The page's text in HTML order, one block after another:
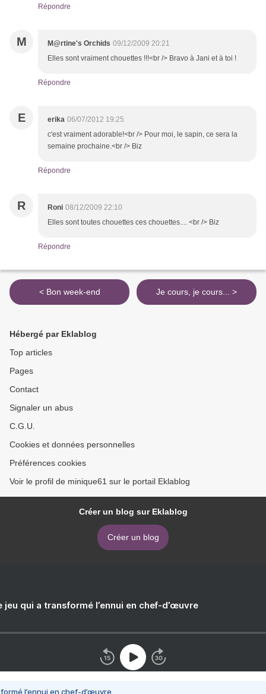
Répondre
M M@rtine's Orchids 09/12/2009 20:21
Elles sont vraiment chouettes !!!<br /> Bravo à Jani et à toi !
Répondre
E erika 06/07/2012 19:25
c'est vraiment adorable!<br /> Pour moi, le sapin, ce sera la
semaine prochaine.<br /> Biz
Répondre
R Roni 08/12/2009 22:10
Elles sont toutes chouettes ces chouettes.... <br /> Biz
Répondre
< Bon week-end Je cours, je cours... >
Hébergé par Eklablog
Top articles
Pages
Contact
Signaler un abus
C.G.U.
Cookies et données personnelles
Préférences cookies
Voir le profil de minique61 sur le portail Eklablog
Créer un blog sur Eklablog
Créer un blog
jeu qui a transformé l’ennui en chef-d’œuvre
l’ennui en chef-d’œuvre